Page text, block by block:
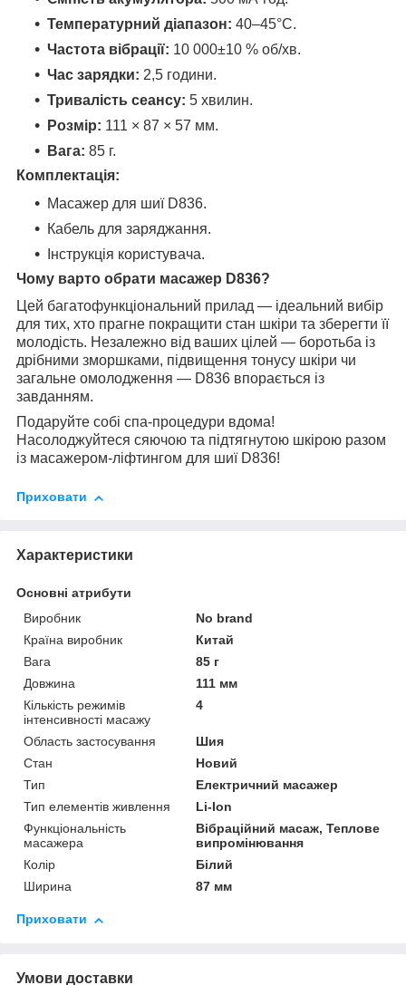
Температурний діапазон: 40–45°C.
Частота вібрації: 10 000±10 % об/хв.
Час зарядки: 2,5 години.
Тривалість сеансу: 5 хвилин.
Розмір: 111 × 87 × 57 мм.
Вага: 85 г.
Комплектація:
Масажер для шиї D836.
Кабель для заряджання.
Інструкція користувача.
Чому варто обрати масажер D836?
Цей багатофункціональний прилад — ідеальний вибір
для тих, хто прагне покращити стан шкіри та зберегти її
молодість. Незалежно від ваших цілей — боротьба із
дрібними зморшками, підвищення тонусу шкіри чи
загальне омолодження — D836 впорається із
завданням.
Подаруйте собі спа-процедури вдома!
Насолоджуйтеся сяючою та підтягнутою шкірою разом
із масажером-ліфтингом для шиї D836!
Приховати
Характеристики
Основні атрибути
Виробник
No brand
Країна виробник
Китай
Вага
85 г
Довжина
111 мм
Кількість режимів
інтенсивності масажу
4
Область застосування
Шия
Стан
Новий
Тип
Електричний масажер
Тип елементів живлення
Li-Ion
Функціональність
масажера
Вібраційний масаж, Теплове
випромінювання
Колір
Білий
Ширина
87 мм
Приховати
Умови доставки